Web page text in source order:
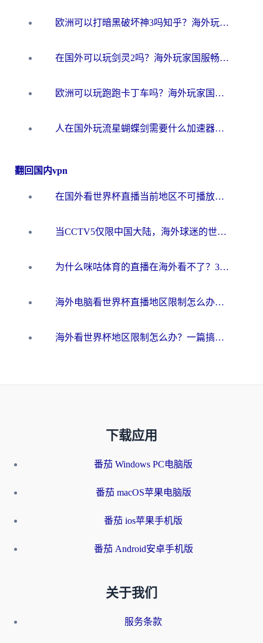
欧洲可以打暗黑破坏神3吗知乎？海外玩家国服游戏加速终极指南
在国外可以玩剑灵2吗？海外玩家国服畅玩终极指南（附永恒之塔明日方舟加速方案）
欧洲可以玩跑跑卡丁车吗？海外玩家国服游戏畅玩终极指南（附QQ炫舞剑网3解决方案）
人在国外玩流星蝴蝶剑需要什么加速器？老玩家亲测的终极解决方案
翻回国内vpn
在国外看世界杯直播当前地区不可播放？海外党必看的回国加速全攻略
当CCTV5仅限中国大陆，海外球迷的世界杯狂欢如何继续？
为什么咪咕体育的直播在海外看不了？3步解决海外看世界杯+抖音地区限制难题
海外电脑看世界杯直播地区限制怎么办？你需要一个聪明的加速器
海外看世界杯地区限制怎么办？一篇搞定咪咕视频播放+国内资源无缝访问指南
下载应用
番茄 Windows PC电脑版
番茄 macOS苹果电脑版
番茄 ios苹果手机版
番茄 Android安卓手机版
关于我们
服务条款